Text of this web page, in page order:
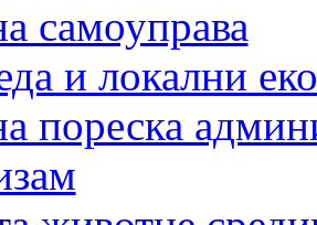
самоуправа
и локални
пореска